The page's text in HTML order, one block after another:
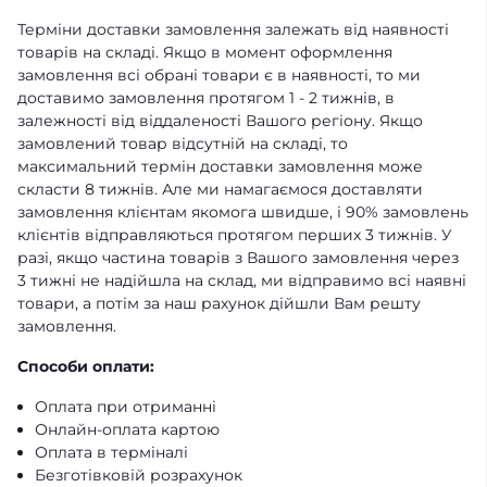
Терміни доставки замовлення залежать від наявності
товарів на складі. Якщо в момент оформлення
замовлення всі обрані товари є в наявності, то ми
доставимо замовлення протягом 1 - 2 тижнів, в
залежності від віддаленості Вашого регіону. Якщо
замовлений товар відсутній на складі, то
максимальний термін доставки замовлення може
скласти 8 тижнів. Але ми намагаємося доставляти
замовлення клієнтам якомога швидше, і 90% замовлень
клієнтів відправляються протягом перших 3 тижнів. У
разі, якщо частина товарів з Вашого замовлення через
3 тижні не надійшла на склад, ми відправимо всі наявні
товари, а потім за наш рахунок дійшли Вам решту
замовлення.
Способи оплати:
Оплата при отриманні
Онлайн-оплата картою
Оплата в терміналі
Безготівковій розрахунок